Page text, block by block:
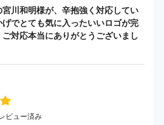
川和明様が、辛抱強く対応してい
でとても気に入ったいいロゴが完
対応本当にありがとうございまし
ビュー済み